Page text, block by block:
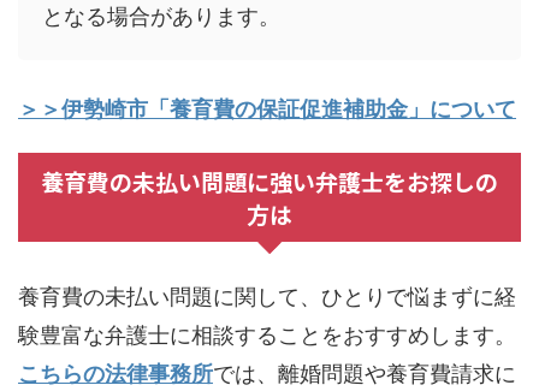
となる場合があります。
＞＞伊勢崎市「 養育費の保証促進補助金 」について
養育費の未払い問題に強い弁護士をお探しの
方は
養育費の未払い問題に関して、ひとりで悩まずに経
験豊富な弁護士に相談することをおすすめします。
こちらの法律事務所では、離婚問題や養育費請求に